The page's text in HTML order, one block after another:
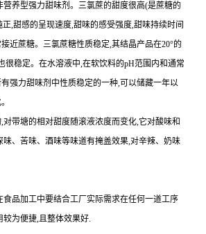
营养型强力甜味剂。三氯蔗的甜度很高(是蔗糖的
正,甜感的呈现速度,甜味的感受强度,甜味持续时间
近蔗糖。三氯蔗糖性质稳定,其结晶产品在20°的
很稳定。在水溶液中,在软饮料的pH范围内和通常
强力甜味剂中性质稳定的一种,可以储藏一年以
带塘的相对甜度随滚液浓度而变化,它对酸味和
味、苦味、酒味等味道有掩盖效果,对辛辣、奶味
食品加工中要结合工厂实际需求在任何一道工序
较为便捷,且整体效果好.